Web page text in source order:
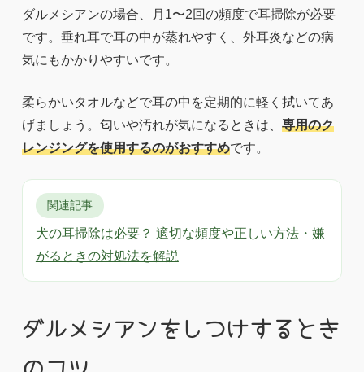
ダルメシアンの場合、月1〜2回の頻度で耳掃除が必要
です。垂れ耳で耳の中が蒸れやすく、外耳炎などの病
気にもかかりやすいです。
柔らかいタオルなどで耳の中を定期的に軽く拭いてあ
げましょう。匂いや汚れが気になるときは、 専用のク
レンジングを使用するのがおすすめです。
関連記事
犬の耳掃除は必要？ 適切な頻度や正しい方法・嫌
がるときの対処法を解説
ダルメシアンをしつけするとき